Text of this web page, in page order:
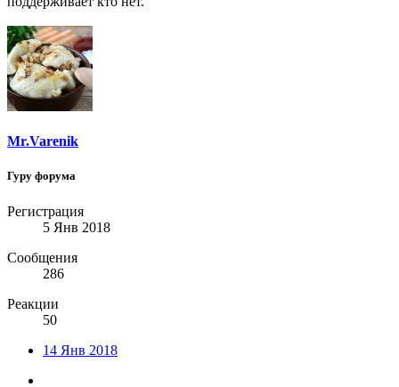
Mr.Varenik
Гуру форума
Регистрация
5 Янв 2018
Сообщения
286
Реакции
50
14 Янв 2018